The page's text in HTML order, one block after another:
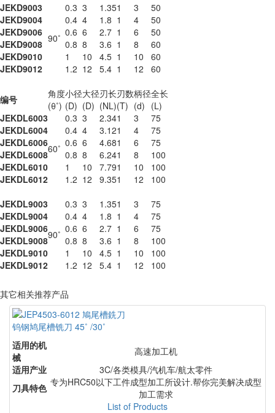
JEKD9003
90˚
0.3 3 1.351 3
50
JEKD9004
0.4 4 1.8 1 4
50
JEKD9006
0.6 6 2.7 1 6
50
JEKD9008
0.8 8 3.6 1 8
60
JEKD9010
1 10 4.5 1 10
60
JEKD9012
1.2 12 5.4 1 12 60
编号
角度
(θ˚)
小径
(D)
大径
(D)
刃长
(NL)
刃数
(T)
柄径
(d)
全长
(L)
JEKDL6003
60˚
0.3 3 2.341 3
75
JEKDL6004
0.4 4 3.121 4
75
JEKDL6006
0.6 6 4.681 6
75
JEKDL6008
0.8 8 6.241 8
100
JEKDL6010
1 10 7.791 10
100
JEKDL6012
1.2 12 9.351 12
100
JEKDL9003
90˚
0.3 3 1.351 3
75
JEKDL9004
0.4 4 1.8 1 4
75
JEKDL9006
0.6 6 2.7 1 6
75
JEKDL9008
0.8 8 3.6 1 8
100
JEKDL9010
1 10 4.5 1 10
100
JEKDL9012
1.2 12 5.4 1 12 100
其它相关推荐产品
钨钢鸠尾槽铣刀 45˚ /30˚
适用的机
械
高速加工机
适用产业
3C/各类模具/汽机车/航太零件
刀具特色 专为HRC50以下工件成型加工所设计.帮你完美解决成型
加工需求
List of Products